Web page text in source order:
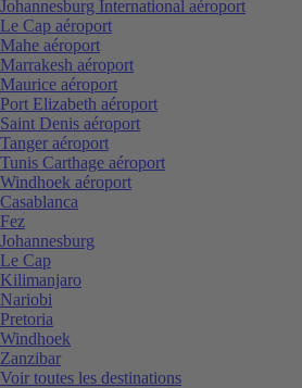
Johannesburg International aéroport
Le Cap aéroport
Mahe aéroport
Marrakesh aéroport
Maurice aéroport
Port Elizabeth aéroport
Saint Denis aéroport
Tanger aéroport
Tunis Carthage aéroport
Windhoek aéroport
Casablanca
Fez
Johannesburg
Le Cap
Kilimanjaro
Nariobi
Pretoria
Windhoek
Zanzibar
Voir toutes les destinations